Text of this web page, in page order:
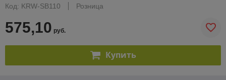
Код: KRW-SB110
Розница
575,10 руб.
Купить